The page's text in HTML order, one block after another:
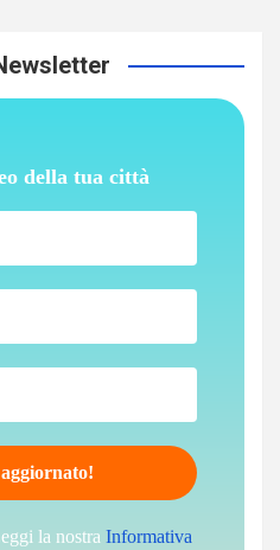
della tua città
la nostra Informativa